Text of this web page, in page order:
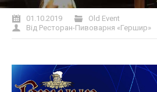
01.10.2019
Old Event
Від Ресторан-Пивоварня «Гершир»